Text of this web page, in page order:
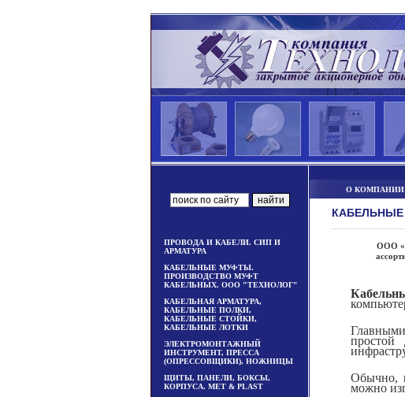
ПРОВОДА И КАБЕЛИ. СИП И
АРМАТУРА
КАБЕЛЬНЫЕ МУФТЫ.
ПРОИЗВОДСТВО МУФТ
КАБЕЛЬНЫХ. ООО "ТЕХНОЛОГ"
КАБЕЛЬНАЯ АРМАТУРА,
КАБЕЛЬНЫЕ ПОЛКИ,
КАБЕЛЬНЫЕ СТОЙКИ,
КАБЕЛЬНЫЕ ЛОТКИ
ЭЛЕКТРОМОНТАЖНЫЙ
ИНСТРУМЕНТ, ПРЕССА
(ОПРЕССОВЩИКИ), НОЖНИЦЫ
ЩИТЫ, ПАНЕЛИ, БОКСЫ,
КОРПУСА. MET & PLAST
О КОМПАНИИ
ООО
простой
Обычно,
можно